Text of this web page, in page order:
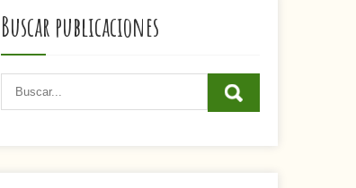
Buscar publicaciones